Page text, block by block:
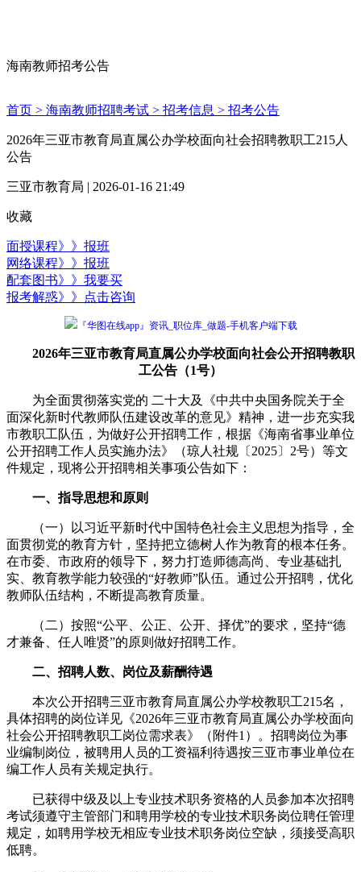
海南教师招考公告
首页 > 海南教师招聘考试 > 招考信息 > 招考公告
2026年三亚市教育局直属公办学校面向社会招聘教职工215人
公告
三亚市教育局 | 2026-01-16 21:49
收藏
面授课程》》报班
网络课程》》报班
配套图书》》我要买
报考解惑》》点击咨询
『华图在线app』资讯_职位库_做题-手机客户端下载
2026年三亚市教育局直属公办学校面向社会公开招聘教职
工公告（1号）
为全面贯彻落实党的 二十大及《中共中央国务院关于全
面深化新时代教师队伍建设改革的意见》精神，进一步充实我
市教职工队伍，为做好公开招聘工作，根据《海南省事业单位
公开招聘工作人员实施办法》（琼人社规〔2025〕2号）等文
件规定，现将公开招聘相关事项公告如下：
一、指导思想和原则
（一）以习近平新时代中国特色社会主义思想为指导，全
面贯彻党的教育方针，坚持把立德树人作为教育的根本任务。
在市委、市政府的领导下，努力打造师德高尚、专业基础扎
实、教育教学能力较强的“好教师”队伍。通过公开招聘，优化
教师队伍结构，不断提高教育质量。
（二）按照“公平、公正、公开、择优”的要求，坚持“德
才兼备、任人唯贤”的原则做好招聘工作。
二、 招聘人数、岗位及薪酬待遇
本次公开招聘三亚市教育局直属公办学校教职工215名，
具体招聘的岗位详见《2026年三亚市教育局直属公办学校面向
社会公开招聘教职工岗位需求表》（附件1）。招聘岗位为事
业编制岗位，被聘用人员的工资福利待遇按三亚市事业单位在
编工作人员有关规定执行。
已获得中级及以上专业技术职务资格的人员参加本次招聘
考试须遵守主管部门和聘用学校的专业技术职务岗位聘任管理
规定，如聘用学校无相应专业技术职务岗位空缺，须接受高职
低聘。